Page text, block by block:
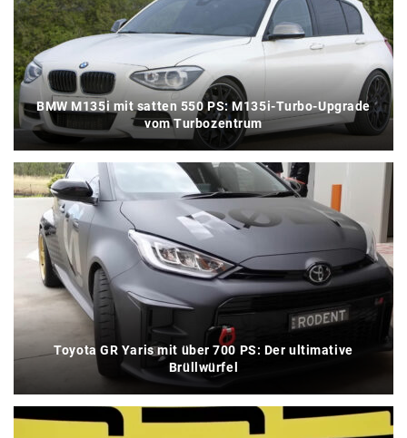
BMW M135i mit satten 550 PS: M135i-Turbo-Upgrade
vom Turbozentrum
Toyota GR Yaris mit über 700 PS: Der ultimative
Brüllwürfel